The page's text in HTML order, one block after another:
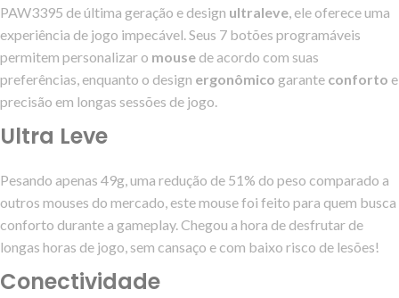
PAW3395 de última geração e design ultraleve, ele oferece uma
experiência de jogo impecável. Seus 7 botões programáveis
permitem personalizar o mouse de acordo com suas
preferências, enquanto o design ergonômico garante conforto e
precisão em longas sessões de jogo.
Ultra Leve
Pesando apenas 49g, uma redução de 51% do peso comparado a
outros mouses do mercado, este mouse foi feito para quem busca
conforto durante a gameplay. Chegou a hora de desfrutar de
longas horas de jogo, sem cansaço e com baixo risco de lesões!
Conectividade